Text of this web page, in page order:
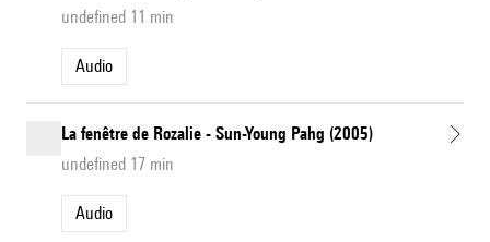
undefined 11 min
Audio
La fenêtre de Rozalie - Sun-Young Pahg (2005)
undefined 17 min
Audio